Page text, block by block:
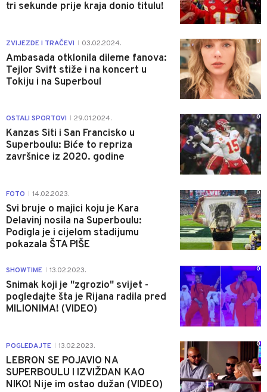
tri sekunde prije kraja donio titulu!
ZVIJEZDE I TRAČEVI 03.02.2024.
Ambasada otklonila dileme fanova:
Tejlor Svift stiže i na koncert u
Tokiju i na Superboul
0
OSTALI SPORTOVI 29.01.2024.
Kanzas Siti i San Francisko u
Superboulu: Biće to repriza
završnice iz 2020. godine
0
FOTO 14.02.2023.
Svi bruje o majici koju je Kara
Delavinj nosila na Superboulu:
Podigla je i cijelom stadijumu
pokazala ŠTA PIŠE
0
SHOWTIME 13.02.2023.
Snimak koji je "zgrozio" svijet -
pogledajte šta je Rijana radila pred
MILIONIMA! (VIDEO)
0
POGLEDAJTE 13.02.2023.
LEBRON SE POJAVIO NA
SUPERBOULU I IZVIŽDAN KAO
NIKO! Nije im ostao dužan (VIDEO)
0